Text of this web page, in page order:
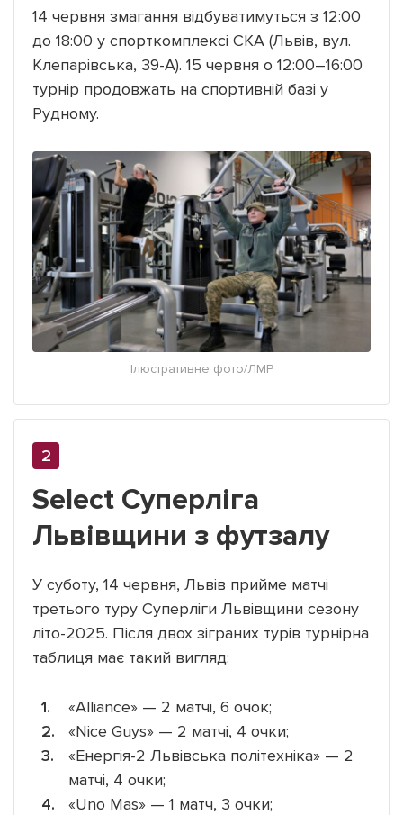
14 червня змагання відбуватимуться з 12:00
до 18:00 у спорткомплексі СКА (Львів, вул.
Клепарівська, 39-А). 15 червня о 12:00–16:00
турнір продовжать на спортивній базі у
Рудному.
Ілюстративне фото/ЛМР
Select Суперліга
Львівщини з футзалу
У суботу, 14 червня, Львів прийме матчі
третього туру Суперліги Львівщини сезону
літо-2025. Після двох зіграних турів турнірна
таблиця має такий вигляд:
«Alliance» — 2 матчі, 6 очок;
«Nice Guys» — 2 матчі, 4 очки;
«Енергія-2 Львівська політехніка» — 2
матчі, 4 очки;
«Uno Mas» — 1 матч, 3 очки;